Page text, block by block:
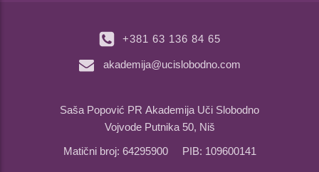
+381 63 136 84 65
akademija@ucislobodno.com
Saša Popović PR Akademija Uči Slobodno
Vojvode Putnika 50, Niš
Matični broj: 64295900 PIB: 109600141